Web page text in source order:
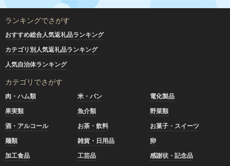
ランキングでさがす
おすすめ総合人気返礼品ランキング
カテゴリ別人気返礼品ランキング
人気自治体ランキング
カテゴリでさがす
肉・ハム類 米・パン
電化製品
果実類
魚介類
野菜類
酒・アルコール
お茶・飲料
お菓子・スイーツ
麺類
雑貨・日用品
卵
加工食品
工芸品
感謝状・記念品